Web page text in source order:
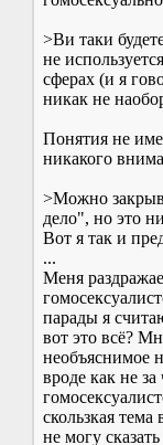
>Ви таки
не
сферах (и я
никак не
Понятия не
никакого
>Можно
дело", но это
Вот я так и
...
Меня
парады я
вот это всё?
необъяснимое
вроде как не
скользкая
не могу